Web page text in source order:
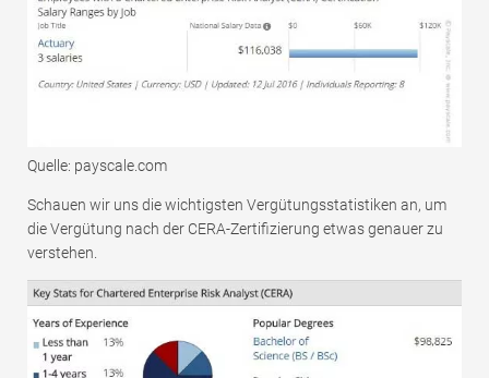
Quelle: payscale.com
Schauen wir uns die wichtigsten Vergütungsstatistiken an, um
die Vergütung nach der CERA-Zertifizierung etwas genauer zu
verstehen.